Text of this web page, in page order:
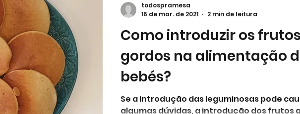
Como introduzir os frutos
gordos na alimentação
bebés?
Se a introdução das leguminosas pode
algumas dúvidas, a introdução dos frutos
todospramesa
16 de mar. de 2021
2 min de leitura